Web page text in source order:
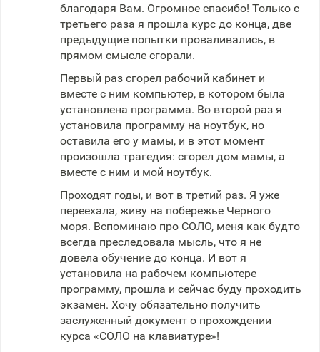
благодаря Вам. Огромное спасибо! Только с
третьего раза я прошла курс до конца, две
предыдущие попытки проваливались, в
прямом смысле сгорали.
Первый раз сгорел рабочий кабинет и
вместе с ним компьютер, в котором была
установлена программа. Во второй раз я
установила программу на ноутбук, но
оставила его у мамы, и в этот момент
произошла трагедия: сгорел дом мамы, а
вместе с ним и мой ноутбук.
Проходят годы, и вот в третий раз. Я уже
переехала, живу на побережье Черного
моря. Вспоминаю про СОЛО, меня как будто
всегда преследовала мысль, что я не
довела обучение до конца. И вот я
установила на рабочем компьютере
программу, прошла и сейчас буду проходить
экзамен. Хочу обязательно получить
заслуженный документ о прохождении
курса «СОЛО на клавиатуре»!